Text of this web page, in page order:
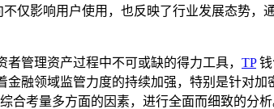
仅影响用户使用，也反映了行业发展态势，
者管理资产过程中不可或缺的得力工具， TP钱
融领域监管力度的持续加强，特别是针对
考量多方面的因素，进行全面而细致的分